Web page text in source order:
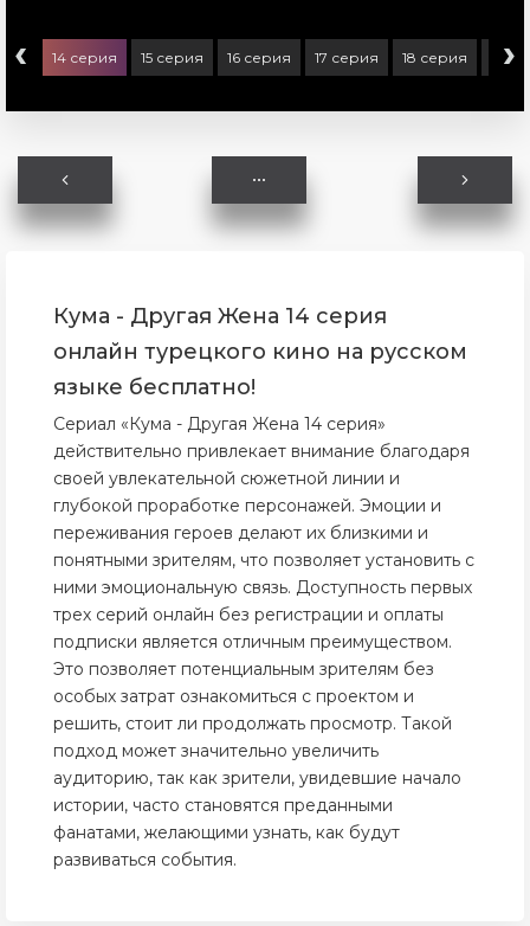
‹ 14 серия 15 серия 16 серия 17 серия 18 серия 19
›
Кума - Другая Жена 14 серия
онлайн турецкого кино на русском
языке бесплатно!
Сериал «Кума - Другая Жена 14 серия»
действительно привлекает внимание благодаря
своей увлекательной сюжетной линии и
глубокой проработке персонажей. Эмоции и
переживания героев делают их близкими и
понятными зрителям, что позволяет установить с
ними эмоциональную связь. Доступность первых
трех серий онлайн без регистрации и оплаты
подписки является отличным преимуществом.
Это позволяет потенциальным зрителям без
особых затрат ознакомиться с проектом и
решить, стоит ли продолжать просмотр. Такой
подход может значительно увеличить
аудиторию, так как зрители, увидевшие начало
истории, часто становятся преданными
фанатами, желающими узнать, как будут
развиваться события.